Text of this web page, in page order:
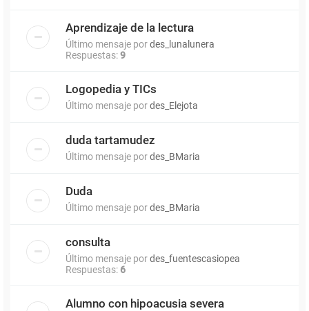
Aprendizaje de la lectura
Último mensaje pordes_lunalunera
Respuestas:9
Logopedia y TICs
Último mensaje pordes_Elejota
duda tartamudez
Último mensaje pordes_BMaria
Duda
Último mensaje pordes_BMaria
consulta
Último mensaje pordes_fuentescasiopea
Respuestas: 6
Alumno con hipoacusia severa